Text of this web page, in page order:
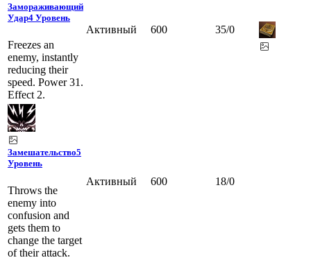
Замораживающий
Удар4 Уровень
Freezes an
enemy, instantly
reducing their
speed. Power 31.
Effect 2.
Активный 600 35/0
Замешательство5
Уровень
Throws the
enemy into
confusion and
gets them to
change the target
of their attack.
Активный 600 18/0